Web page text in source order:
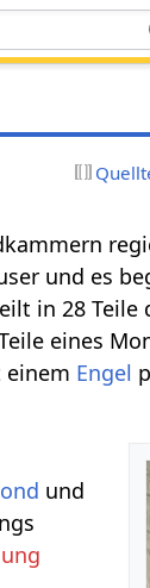
und es
in 28
eines
Engel
und